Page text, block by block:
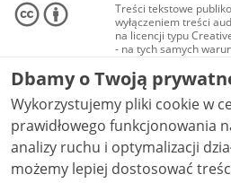
Treści tekstowe
wyłączeniem treści
na licencji typu
- na tych samych
Materiały
audio i wideo, są
Creative Commons:
niekomercyjne - bez
NC-ND 4.0), o ile nie
Dbamy o Twoją
Wykorzystujemy pliki cookie w
prawidłowego funkcjonowania
analizy ruchu i optymalizacji działania
możemy lepiej dostosować